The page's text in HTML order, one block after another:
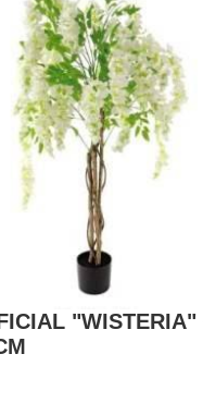
"WISTERIA"